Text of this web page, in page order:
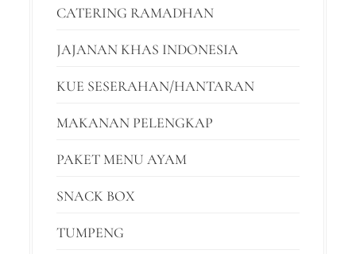
CATERING RAMADHAN
JAJANAN KHAS INDONESIA
KUE SESERAHAN/HANTARAN
MAKANAN PELENGKAP
PAKET MENU AYAM
SNACK BOX
TUMPENG